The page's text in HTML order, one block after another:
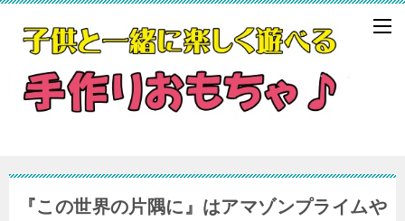
『この世界の片隅に』はアマゾンプライムや